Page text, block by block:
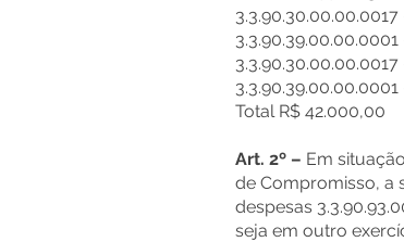
Total R$ 42.000,00
Art. 2º – Em
de Compromisso, a
despesas
seja em outro